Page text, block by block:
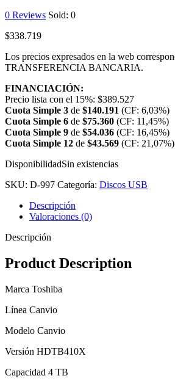
0 Reviews Sold: 0
$338.719
Los precios expresados en la web
TRANSFERENCIA BANCARIA.
FINANCIACIÓN:
Precio lista con el 15%: $389.527
Cuota Simple 3 de $140.191 (CF: 6,03%)
Cuota Simple 6 de $75.360 (CF: 11,45%)
Cuota Simple 9 de $54.036 (CF: 16,45%)
Cuota Simple 12 de $43.569 (CF: 21,07%)
DisponibilidadSin existencias
SKU: D-997 Categoría: Discos USB
Descripción
Valoraciones (0)
Descripción
Product Description
Marca Toshiba
Línea Canvio
Modelo Canvio
Versión HDTB410X
Capacidad 4 TB